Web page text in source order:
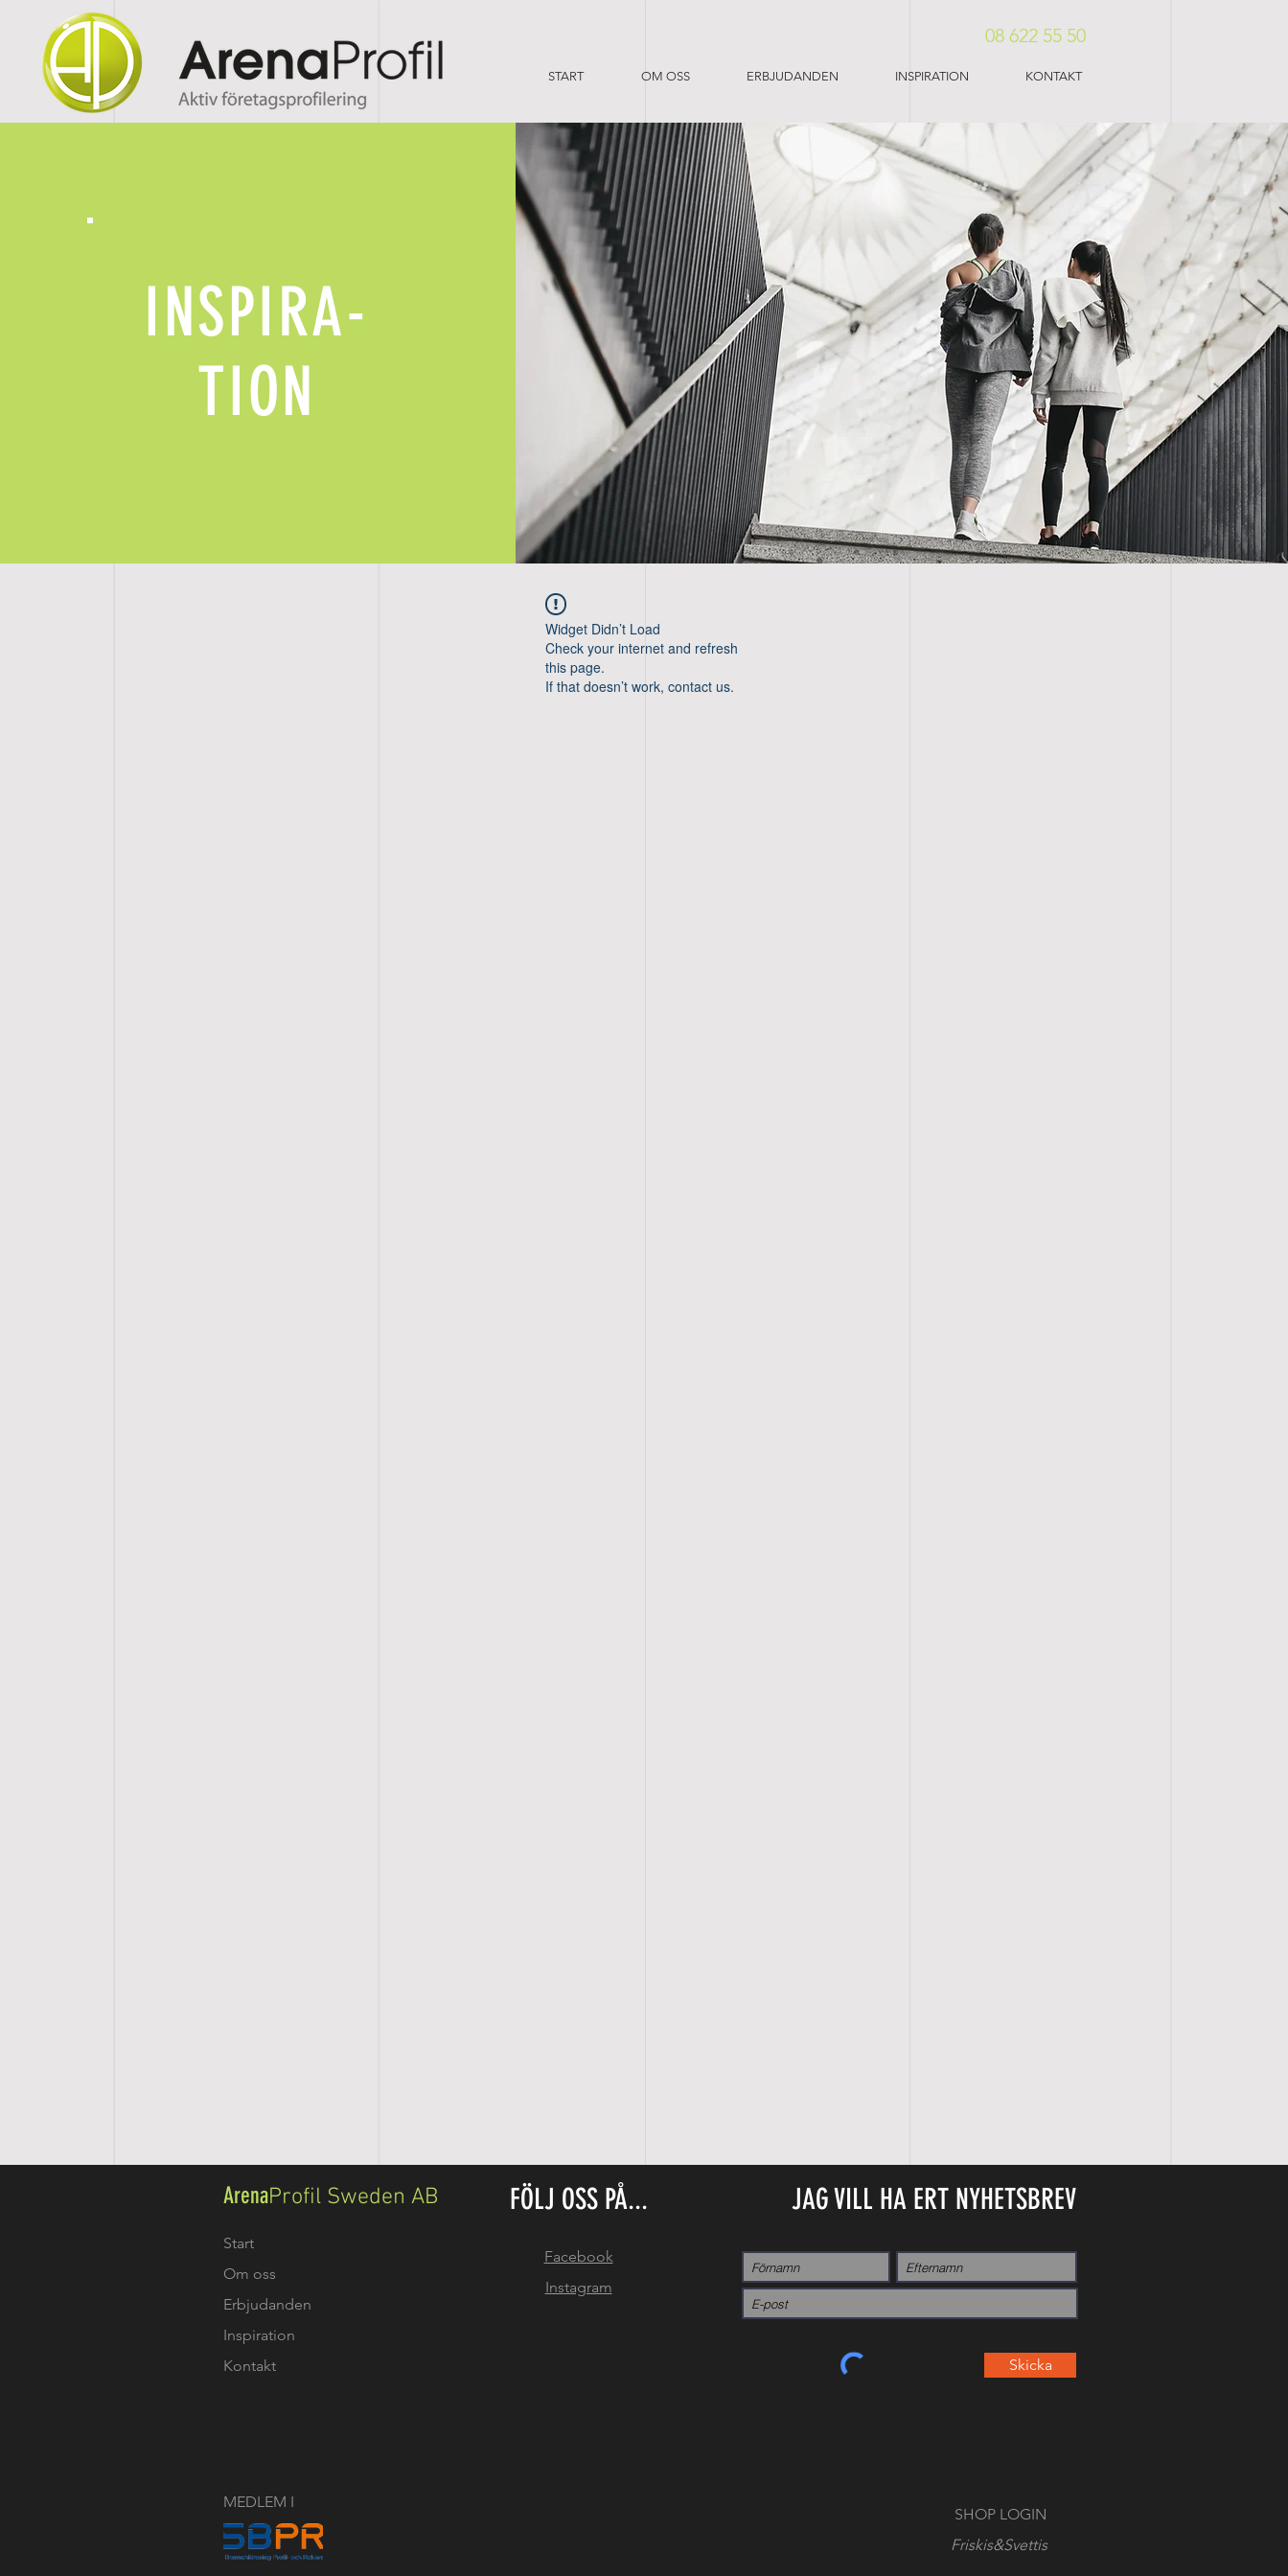
08 622 55 50
START OM OSS ERBJUDANDEN INSPIRATION KONTAKT
INSPIRA-
TION
Widget Didn’t Load
Check your internet and refresh
this page.
If that doesn’t work, contact us.
ArenaProfil Sweden AB
Start
Om oss
Erbjudanden
Inspiration
Kontakt
FÖLJ OSS PÅ...
Facebook
Instagram
MEDLEM I
JAG VILL HA ERT NYHETSBREV
Skicka
SHOP LOGIN
Friskis&Svettis